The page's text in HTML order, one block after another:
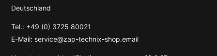
Deutschland
Tel.: +49 (0) 3725 80021
E-Mail: service@zap-technix-shop.email